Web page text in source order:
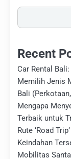
Recent
Car Rental
Memilih Jenis
Bali
Mengapa
Terbaik untuk
Rute ‘Road
Keindahan
Mobilitas